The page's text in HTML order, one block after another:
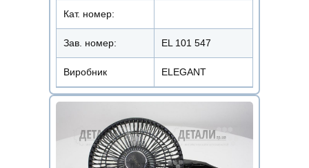
Кат. номер:
Зав. номер: EL 101 547
Виробник ELEGANT